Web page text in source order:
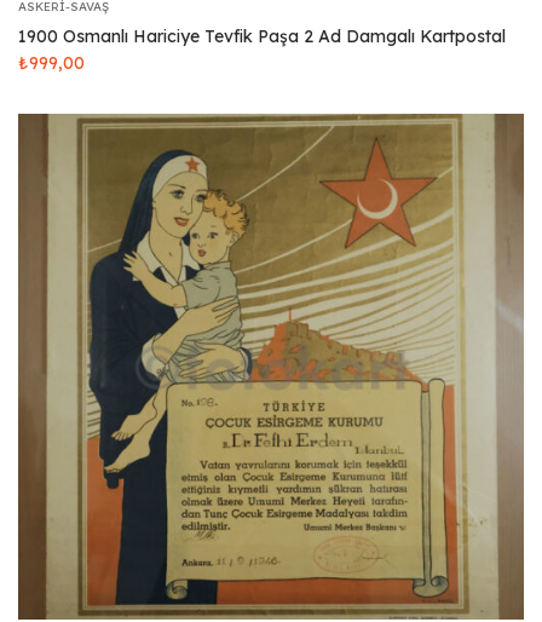
ASKERI-SAVAŞ
1900 Osmanlı Hariciye Tevfik Paşa 2 Ad Damgalı Kartpostal
₺999,00